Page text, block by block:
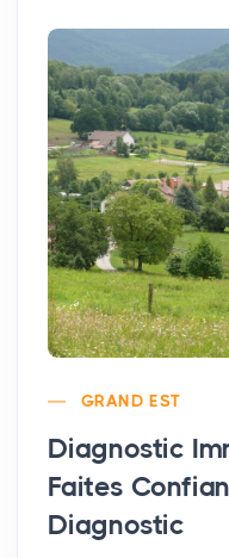
GRAND EST
Diagnostic
Faites
Diagnostic